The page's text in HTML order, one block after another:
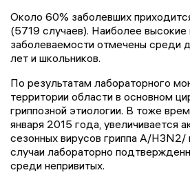
Около 60% заболевших
(5719 случаев). Наиболее высокие
заболеваемости отмечены среди
лет и школьников.
По результатам лабораторного
территории области в основном
гриппозной этиологии. В тоже
января 2015 года, увеличивается
сезонных вирусов гриппа A/H3N2/
случаи лабораторно
среди непривитых.